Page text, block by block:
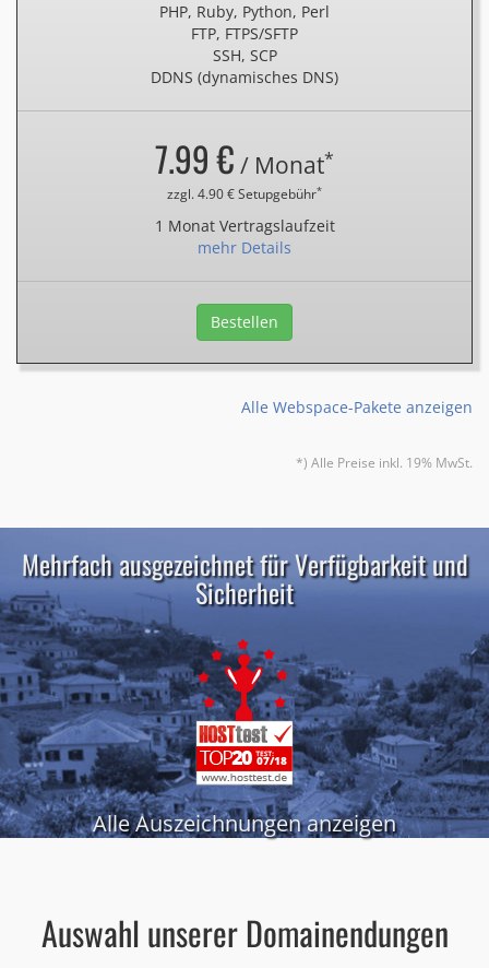
PHP, Ruby, Python, Perl
FTP, FTPS/SFTP
SSH, SCP
DDNS (dynamisches DNS)
7.99 € / Monat*
zzgl. 4.90 € Setupgebühr*
1 Monat Vertragslaufzeit
mehr Details
Bestellen
Alle Webspace-Pakete anzeigen
*) Alle Preise inkl. 19% MwSt.
Mehrfach ausgezeichnet für Verfügbarkeit und
Sicherheit
Alle Auszeichnungen anzeigen
Auswahl unserer Domainendungen